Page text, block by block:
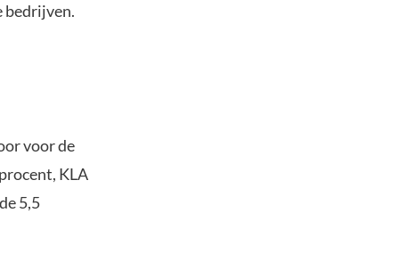
bedrijven.
voor de
KLA
5,5